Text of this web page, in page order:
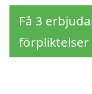
Få 3
förpliktelser